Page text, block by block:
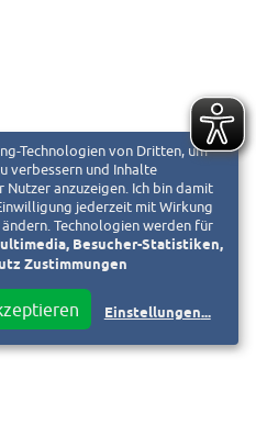
Technologien von Dritten, um
verbessern und Inhalte
anzuzeigen. Ich bin damit
jederzeit mit Wirkung
Technologien werden für
Besucher-Statistiken,
Zustimmungen
Einstellungen...